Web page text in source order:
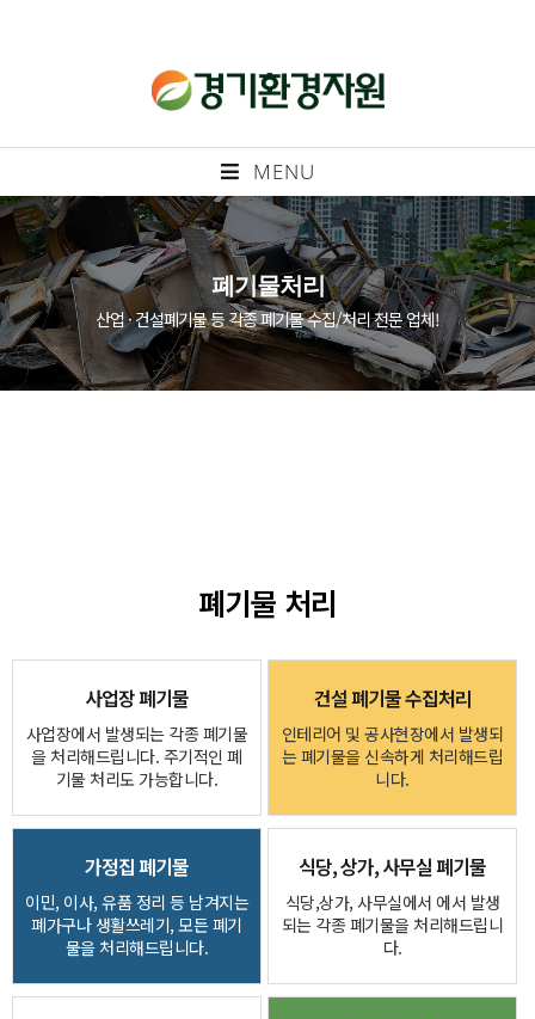
MENU
폐기물처리
산업 · 건설폐기물 등 각종 폐기물 수집/처리 전문 업체!
폐기물 처리
사업장 폐기물
사업장에서 발생되는 각종 폐기물
을 처리해드립니다. 주기적인 폐
기물 처리도 가능합니다.
건설 폐기물 수집처리
인테리어 및 공사현장에서 발생되
는 폐기물을 신속하게 처리해드립
니다.
가정집 폐기물
이민, 이사, 유품 정리 등 남겨지는
폐가구나 생활쓰레기, 모든 폐기
물을 처리해드립니다.
식당, 상가, 사무실 폐기물
식당,상가, 사무실에서 에서 발생
되는 각종 폐기물을 처리해드립니
다.